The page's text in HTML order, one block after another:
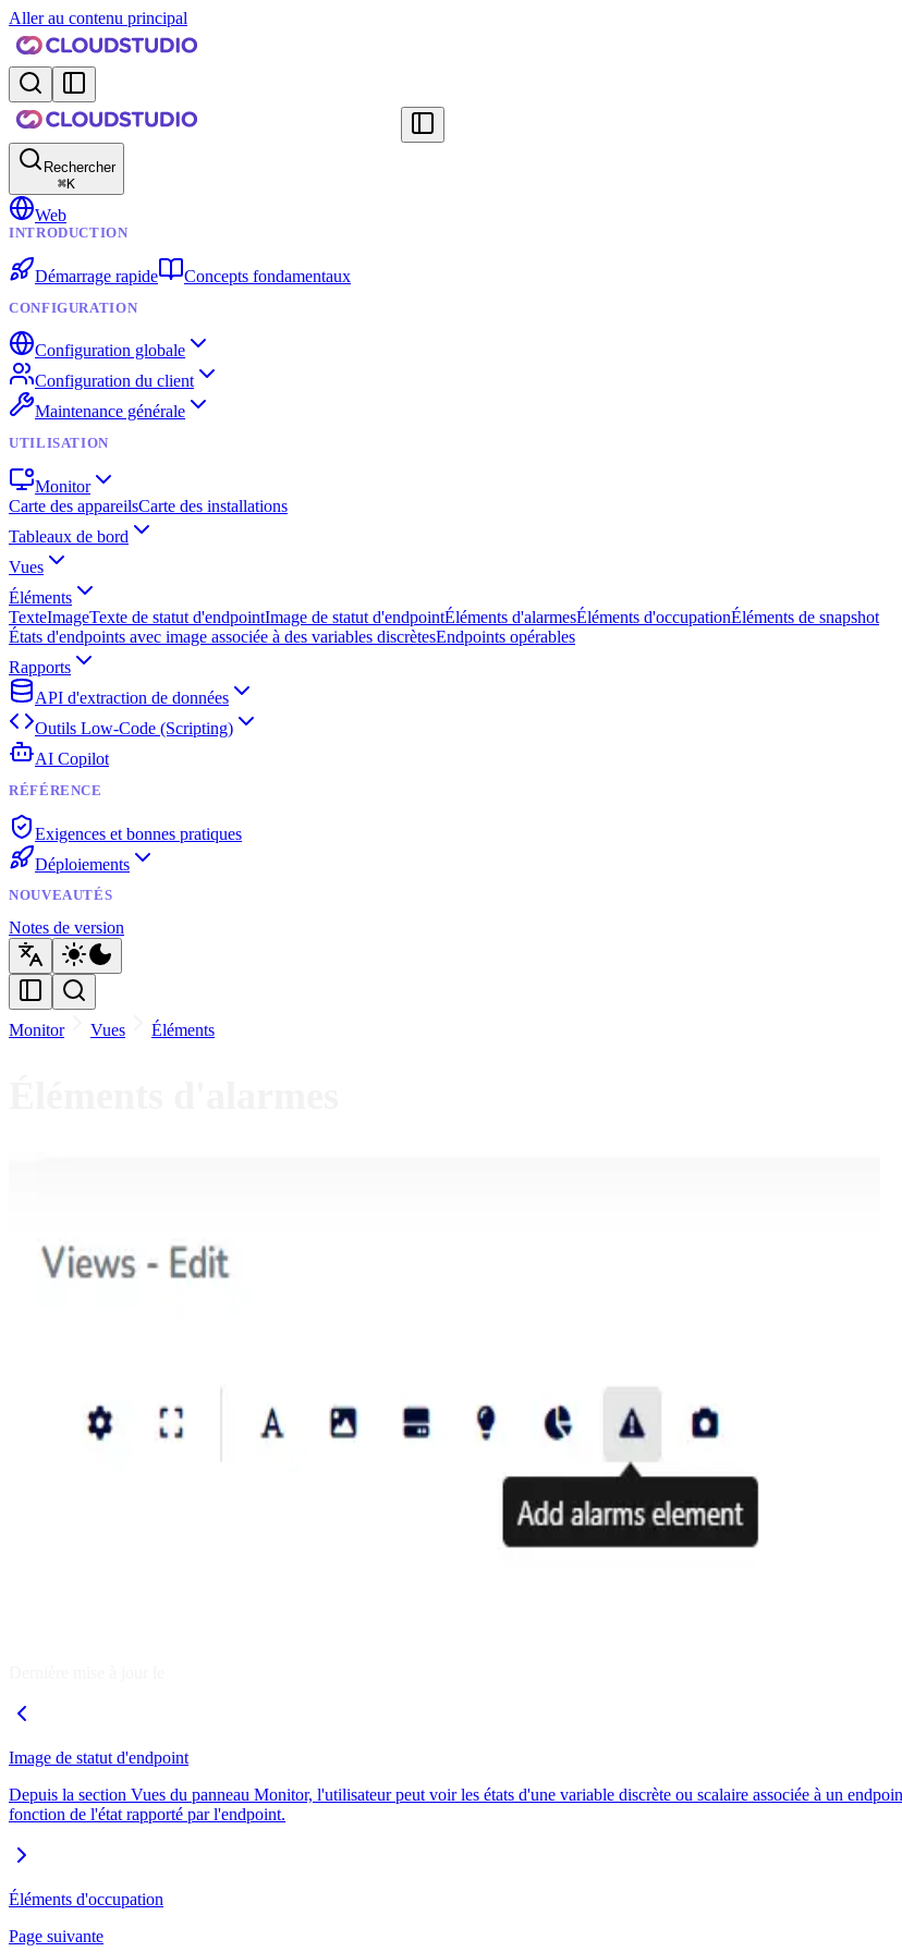
Aller au contenu principal
Rechercher
⌘K
Web
INTRODUCTION
Démarrage rapide Concepts fondamentaux
CONFIGURATION
Configuration globale
Configuration du client
Maintenance générale
UTILISATION
Monitor
Carte des appareilsCarte des installations
Tableaux de bord
Vues
Éléments
TexteImageTexte de statut d'endpointImage de statut d'endpointÉléments d'alarmesÉléments d'occupationÉléments de snapshot
États d'endpoints avec image associée à des variables discrètesEndpoints opérables
Rapports
API d'extraction de données
Outils Low-Code (Scripting)
AI Copilot
RÉFÉRENCE
Exigences et bonnes pratiques
Déploiements
NOUVEAUTÉS
Notes de version
Monitor Vues Éléments
Image de statut d'endpoint
Depuis la section Vues du panneau Monitor, l'utilisateur peut voir les états d'une variable discrète ou scalaire associée à un
fonction de l'état rapporté par l'endpoint.
Éléments d'occupation
Page suivante